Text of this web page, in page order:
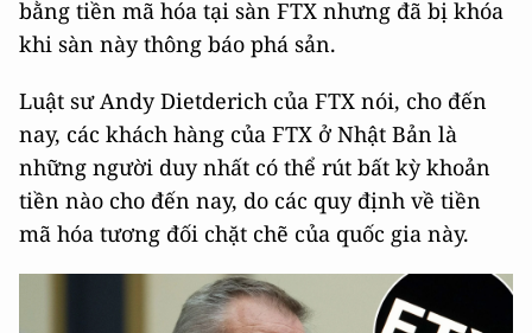
bằng tiền mã hóa tại sàn FTX nhưng đã bị khóa
khi sàn này thông báo phá sản.
Luật sư Andy Dietderich của FTX nói, cho đến
nay, các khách hàng của FTX ở Nhật Bản là
những người duy nhất có thể rút bất kỳ khoản
tiền nào cho đến nay, do các quy định về tiền
mã hóa tương đối chặt chẽ của quốc gia này.